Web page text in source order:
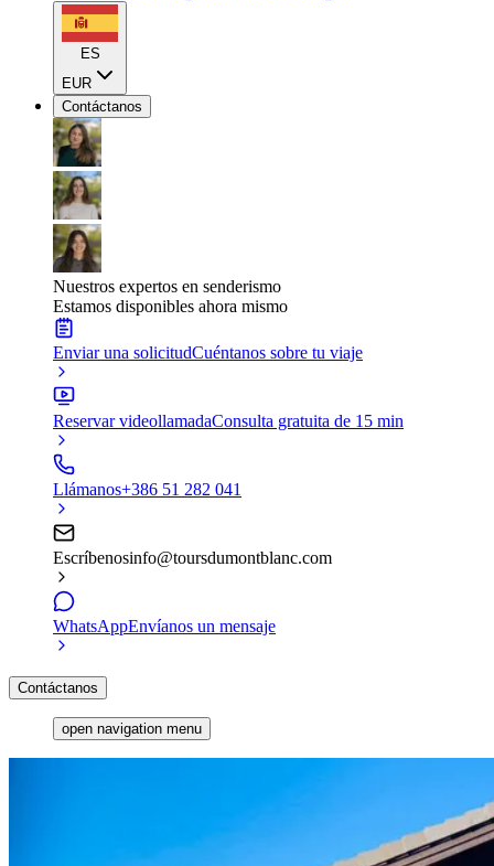
ES
EUR
Contáctanos
Nuestros expertos en senderismo
Estamos disponibles ahora mismo
Enviar una solicitudCuéntanos sobre tu viaje
Reservar videollamadaConsulta gratuita de 15 min
Llámanos+386 51 282 041
Escríbenosinfo@toursdumontblanc.com
WhatsAppEnvíanos un mensaje
Contáctanos
open navigation menu